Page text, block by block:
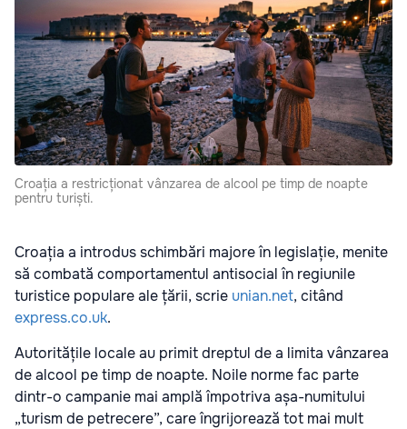
Croația a restricționat vânzarea de alcool pe timp de noapte
pentru turiști.
Croația a introdus schimbări majore în legislație, menite
să combată comportamentul antisocial în regiunile
turistice populare ale țării, scrie unian.net, citând
express.co.uk.
Autoritățile locale au primit dreptul de a limita vânzarea
de alcool pe timp de noapte. Noile norme fac parte
dintr-o campanie mai amplă împotriva așa-numitului
„turism de petrecere”, care îngrijorează tot mai mult